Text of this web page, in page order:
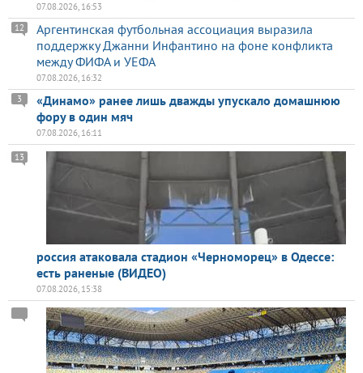
07.08.2026, 16:53
Аргентинская футбольная ассоциация выразила
поддержку Джанни Инфантино на фоне конфликта
между ФИФА и УЕФА
12
07.08.2026, 16:32
«Динамо» ранее лишь дважды упускало домашнюю
фору в один мяч
3
07.08.2026, 16:11
россия атаковала стадион «Черноморец» в Одессе:
есть раненые (ВИДЕО)
13
07.08.2026, 15:38